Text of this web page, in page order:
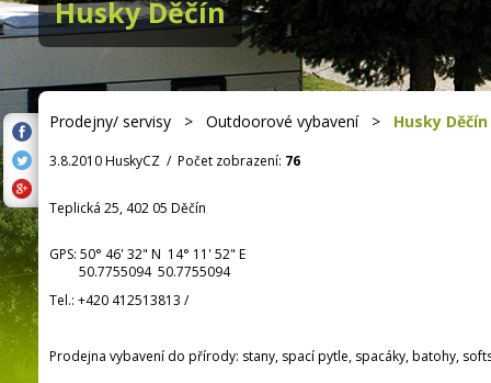
Husky Děčín
Prodejny/ servisy > Outdoorové vybavení> Husky Děčín
3.8.2010 HuskyCZ / Počet zobrazení: 76
Teplická 25, 402 05 Děčín
GPS: 50° 46' 32" N 14° 11' 52" E
50.7755094 50.7755094
Tel.: +420 412513813 /
Prodejna vybavení do přírody: stany, spací pytle, spacáky, batohy,